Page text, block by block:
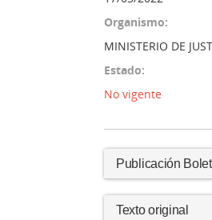
Organismo:
MINISTERIO DE
Estado:
No vigente
Publicación
Texto original